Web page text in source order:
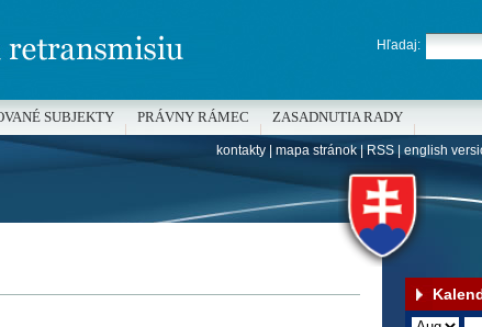
Hľadaj:
SUBJEKTY PRÁVNY RÁMEC ZASADNUTIA RADY
kontakty| mapa stránok|RSS| english